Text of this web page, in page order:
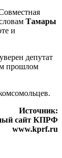
Тамары
и
депутат
прошлом
Источник:
сайт КПРФ
www.kprf.ru